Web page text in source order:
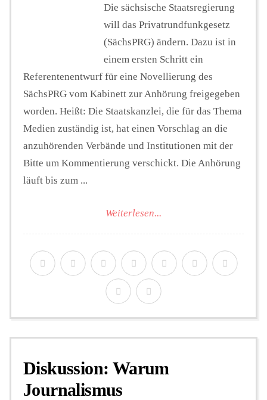
Die sächsische Staatsregierung
will das Privatrundfunkgesetz
(SächsPRG) ändern. Dazu ist in
einem ersten Schritt ein
Referentenentwurf für eine Novellierung des
SächsPRG vom Kabinett zur Anhörung freigegeben
worden. Heißt: Die Staatskanzlei, die für das Thema
Medien zuständig ist, hat einen Vorschlag an die
anzuhörenden Verbände und Institutionen mit der
Bitte um Kommentierung verschickt. Die Anhörung
läuft bis zum ...
Weiterlesen...
Diskussion: Warum
Journalismus